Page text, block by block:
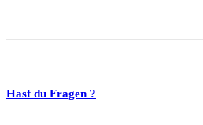
Hast du Fragen ?